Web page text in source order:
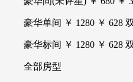
豪华单间 ￥ 1280 ￥ 628 双
豪华标间 ￥ 1280 ￥ 628 双
全部房型